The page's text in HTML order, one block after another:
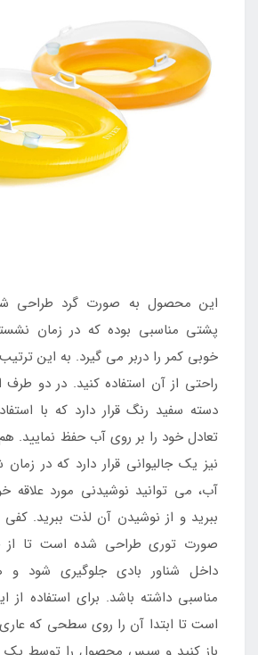
این محصول به صورت گرد طراحی
پشتی مناسبی بوده که در زمان
خوبی کمر را دربر می گیرد. به این
راحتی از آن استفاده کنید. در دو طرف
دسته سفید رنگ قرار دارد که با
تعادل خود را بر روی آب حفظ نمایید.
نیز یک جالیوانی قرار دارد که در
آب، می توانید نوشیدنی مورد علاقه
ببرید و از نوشیدن آن لذت ببرید. کفی
صورت توری طراحی شده است تا
داخل شناور بادی جلوگیری شود و
مناسبی داشته باشد. برای استفاده از
است تا ابتدا آن را روی سطحی که عاری